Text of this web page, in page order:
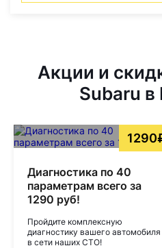
Акции и
Subaru
Диагностика по 40
параметрам всего за
1290 руб!
Пройдите комплексную
диагностику вашего автомобиля
в сети наших СТО!